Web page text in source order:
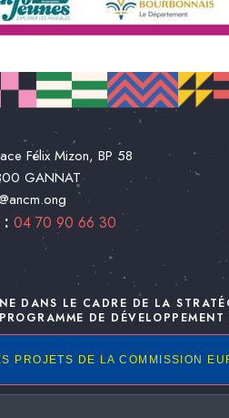
Félix Mizon, BP 58
GANNAT
: 04 70 90 66 30
DANS LE CADRE DE LA
PROGRAMME DE
PROJETS DE LA COMMISSION